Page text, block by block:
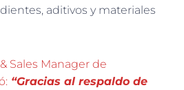
aditivos y materiales
& Sales Manager de
“Gracias al respaldo de